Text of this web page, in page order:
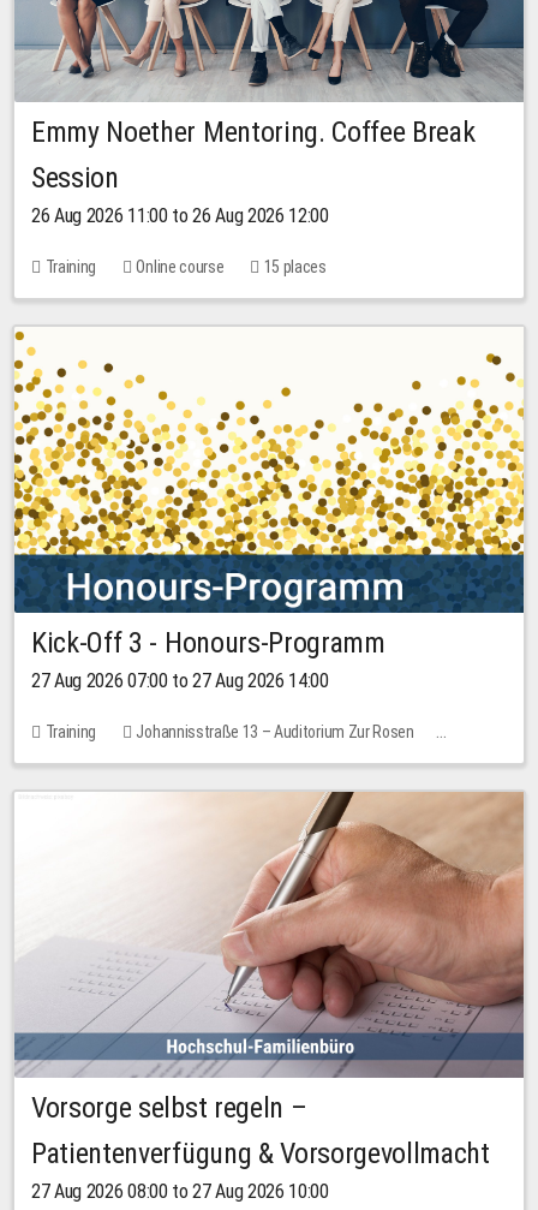
Emmy Noether Mentoring. Coffee Break
Session
26 Aug 2026 11:00 to 26 Aug 2026 12:00
Training Online course 15 places
Kick-Off 3 - Honours-Programm
27 Aug 2026 07:00 to 27 Aug 2026 14:00
Training
Johannisstraße 13 – Auditorium Zur Rosen
11 places
Vorsorge selbst regeln –
Patientenverfügung & Vorsorgevollmacht
27 Aug 2026 08:00 to 27 Aug 2026 10:00